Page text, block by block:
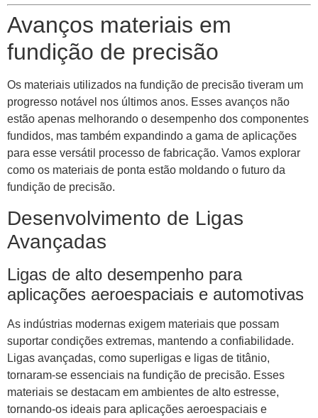
Avanços materiais em
fundição de precisão
Os materiais utilizados na fundição de precisão tiveram um
progresso notável nos últimos anos. Esses avanços não
estão apenas melhorando o desempenho dos componentes
fundidos, mas também expandindo a gama de aplicações
para esse versátil processo de fabricação. Vamos explorar
como os materiais de ponta estão moldando o futuro da
fundição de precisão.
Desenvolvimento de Ligas
Avançadas
Ligas de alto desempenho para
aplicações aeroespaciais e automotivas
As indústrias modernas exigem materiais que possam
suportar condições extremas, mantendo a confiabilidade.
Ligas avançadas, como superligas e ligas de titânio,
tornaram-se essenciais na fundição de precisão. Esses
materiais se destacam em ambientes de alto estresse,
tornando-os ideais para aplicações aeroespaciais e